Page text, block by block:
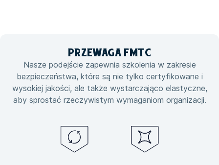
PRZEWAGA FMTC
Nasze podejście zapewnia szkolenia w zakresie
bezpieczeństwa, które są nie tylko certyfikowane i
wysokiej jakości, ale także wystarczająco elastyczne,
aby sprostać rzeczywistym wymaganiom organizacji.